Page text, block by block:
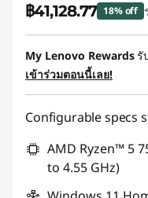
฿41,128.77 18% off
ประหยัดทันที :-฿
ใช้ eCoupon :
My Lenovo Rewardsรั
เข้าร่วมตอนนี้เลย!
Configurable specs
AMD Ryzen™ 5
to 4.55 GHz)